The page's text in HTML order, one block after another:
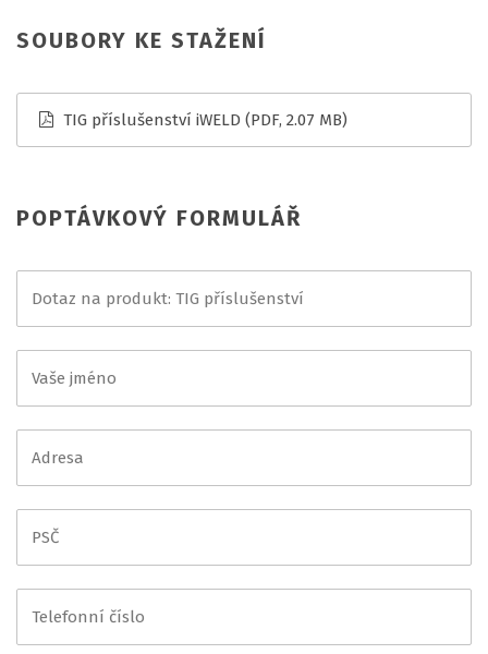
SOUBORY KE STAŽENÍ
TIG příslušenství iWELD (PDF, 2.07 MB)
POPTÁVKOVÝ FORMULÁŘ